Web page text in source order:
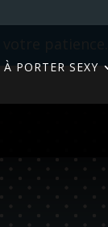
À PORTER SEXY
patience.